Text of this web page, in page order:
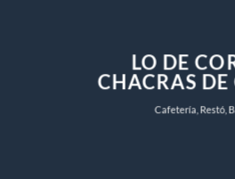
LO DE
CHACRAS
Cafetería, Restó,